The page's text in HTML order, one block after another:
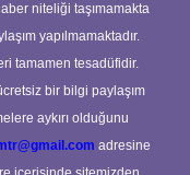
niteliği taşımamakta
yapılmamaktadır.
tamamen tesadüfidir.
bir bilgi paylaşım
aykırı olduğunu
adresine